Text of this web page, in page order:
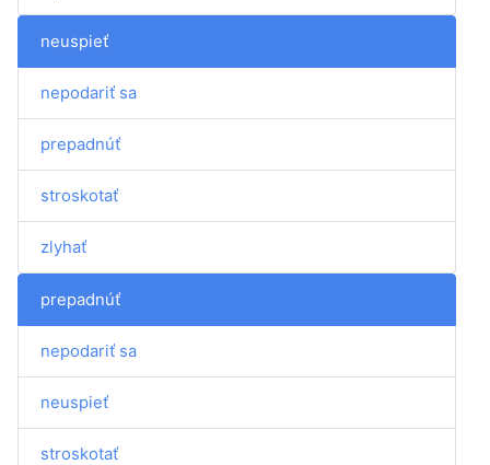
neuspieť
nepodariť sa
prepadnúť
stroskotať
zlyhať
prepadnúť
nepodariť sa
neuspieť
stroskotať